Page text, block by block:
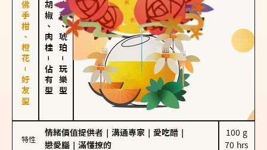
佛手柑、橙花－好友型 胡椒、肉桂
－
佔有型
皮革、琥珀
－
玩樂型
特性
情緒價值提供者 溝通專家 愛吃醋
戀愛腦
滿懂撩的
100 g
70 hrs